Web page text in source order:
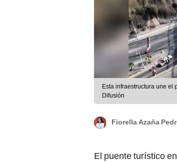
Esta infraestructura une el
Difusión
Fiorella Azaña
El puente turístico